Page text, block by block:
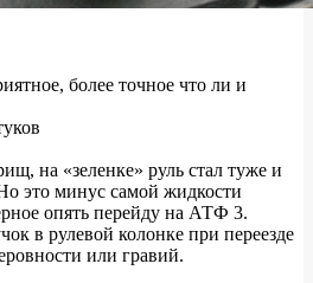
более точное что ли и
на «зеленке» руль стал туже и
это минус самой жидкости
опять перейду на АТФ 3.
в рулевой колонке при переезде
или гравий.